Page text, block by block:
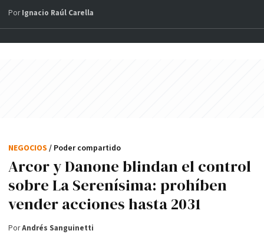
PorIgnacio Raúl Carella
Arcor y Danone blindan el control
sobre La Serenísima: prohíben
vender acciones hasta 2031
NEGOCIOS / Poder compartido
PorAndrés Sanguinetti